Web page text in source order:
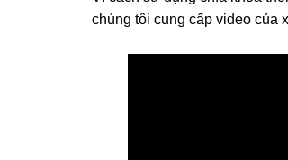
chúng tôi cung cấp video của